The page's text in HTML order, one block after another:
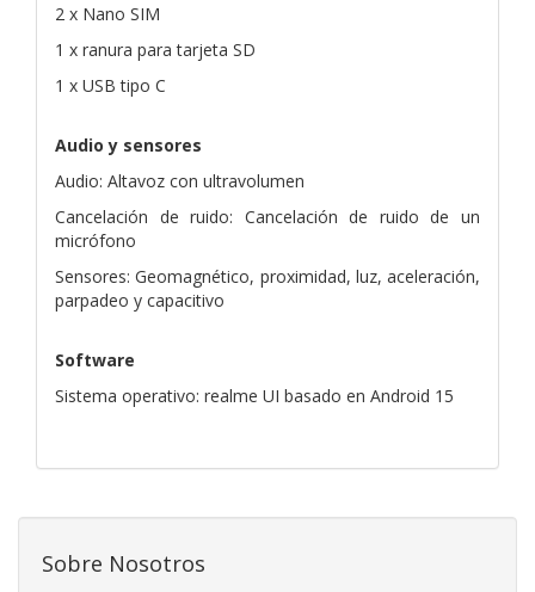
2 x Nano SIM
1 x ranura para tarjeta SD
1 x USB tipo C
Audio y sensores
Audio: Altavoz con ultravolumen
Cancelación de ruido: Cancelación de ruido de un
micrófono
Sensores: Geomagnético, proximidad, luz, aceleración,
parpadeo y capacitivo
Software
Sistema operativo: realme UI basado en Android 15
Sobre Nosotros